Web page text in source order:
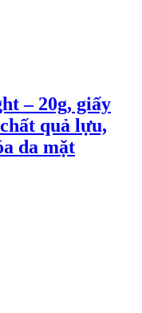
– 20g, giấy
quả lựu,
da mặt